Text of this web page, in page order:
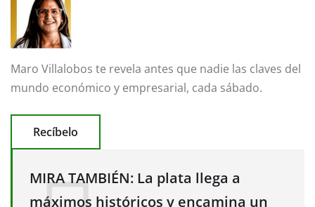
Maro Villalobos te revela antes que nadie las claves del
mundo económico y empresarial, cada sábado.
Recíbelo
MIRA TAMBIÉN: La plata llega a
máximos históricos y encamina un